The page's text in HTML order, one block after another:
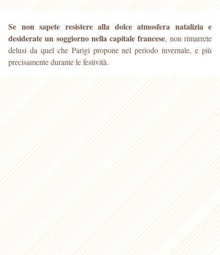
Se non sapete resistere alla dolce atmosfera natalizia e
desiderate un soggiorno nella capitale francese, non rimarrete
delusi da quel che Parigi propone nel periodo invernale, e più
precisamente durante le festività.